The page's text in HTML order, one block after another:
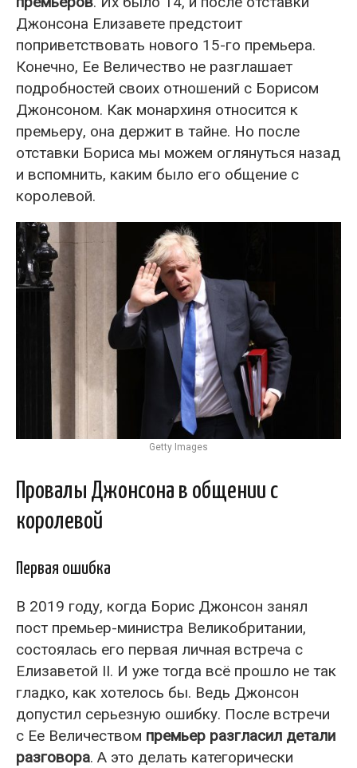
Джонсона Елизавете предстоит
поприветствовать нового 15-го премьера.
Конечно, Ее Величество не разглашает
подробностей своих отношений с Борисом
Джонсоном. Как монархиня относится к
премьеру, она держит в тайне. Но после
отставки Бориса мы можем оглянуться назад
и вспомнить, каким было его общение с
королевой.
Getty Images
Провалы Джонсона в общении с
королевой
Первая ошибка
В 2019 году, когда Борис Джонсон занял
пост премьер-министра Великобритании,
состоялась его первая личная встреча с
Елизаветой II. И уже тогда всё прошло не так
гладко, как хотелось бы. Ведь Джонсон
допустил серьезную ошибку. После встречи
с Ее Величеством премьер разгласил детали
разговора. А это делать категорически